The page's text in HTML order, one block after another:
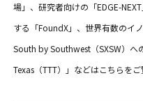
場」、研究者向けの「EDGE-
する「FoundX」、世界有数のイ
South by Southwest（SXSW）へ
Texas（TTT）」などはこちらをご